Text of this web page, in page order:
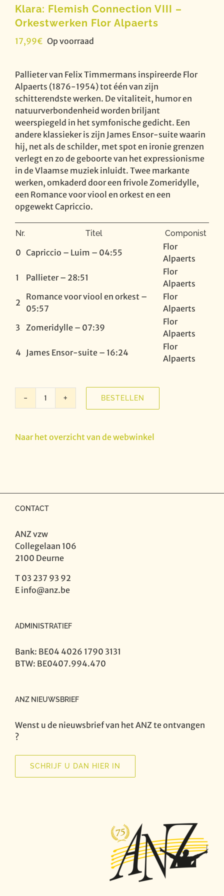
Klara: Flemish Connection VIII –
Orkestwerken Flor Alpaerts
17,99€ Op voorraad
Pallieter van Felix Timmermans inspireerde Flor
Alpaerts (1876-1954) tot één van zijn
schitterendste werken. De vitaliteit, humor en
natuurverbondenheid worden briljant
weerspiegeld in het symfonische gedicht. Een
andere klassieker is zijn James Ensor-suite waarin
hij, net als de schilder, met spot en ironie grenzen
verlegt en zo de geboorte van het expressionisme
in de Vlaamse muziek inluidt. Twee markante
werken, omkaderd door een frivole Zomeridylle,
een Romance voor viool en orkest en een
opgewekt Capriccio.
Nr. Titel Componist
0 Capriccio – Luim – 04:55
Flor
Alpaerts
1
Pallieter – 28:51
Flor
Alpaerts
2
Romance voor viool en orkest –
05:57
Flor
Alpaerts
3 Zomeridylle – 07:39
Flor
Alpaerts
4 James Ensor-suite – 16:24
Flor
Alpaerts
Klara:
VIII
BESTELLEN
Naar het overzicht van de webwinkel
CONTACT
ANZ vzw
Collegelaan 106
2100 Deurne
T 03 237 93 92
E info@anz.be
ADMINISTRATIEF
Bank: BE04 4026 1790 3131
BTW: BE0407.994.470
ANZ NIEUWSBRIEF
Wenst u de nieuwsbrief van het ANZ te ontvangen
?
SCHRIJF U DAN HIER IN